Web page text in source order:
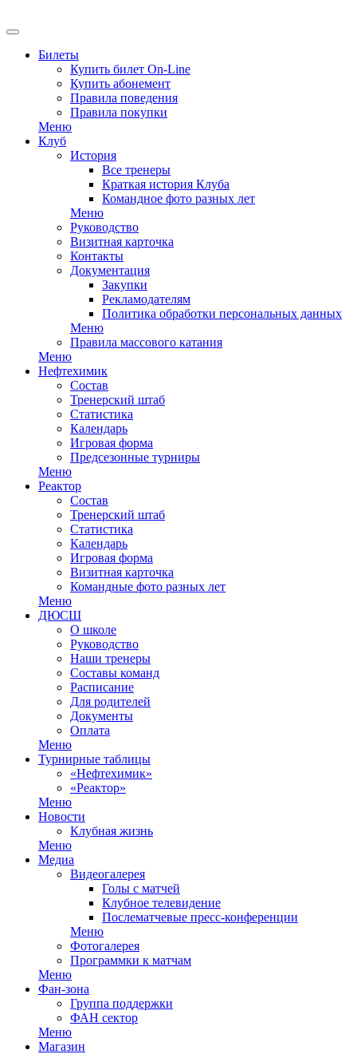
Билеты
Купить билет On-Line
Купить абонемент
Правила поведения
Правила покупки
Меню
Клуб
История
Все тренеры
Краткая история Клуба
Командное фото разных лет
Меню
Руководство
Визитная карточка
Контакты
Документация
Закупки
Рекламодателям
Политика обработки персональных данных
Меню
Правила массового катания
Меню
Нефтехимик
Состав
Тренерский штаб
Статистика
Календарь
Игровая форма
Предсезонные турниры
Меню
Реактор
Состав
Тренерский штаб
Статистика
Календарь
Игровая форма
Визитная карточка
Командные фото разных лет
Меню
ДЮСШ
О школе
Руководство
Наши тренеры
Составы команд
Расписание
Для родителей
Документы
Оплата
Меню
Турнирные таблицы
«Нефтехимик»
«Реактор»
Меню
Новости
Клубная жизнь
Меню
Медиа
Видеогалерея
Голы с матчей
Клубное телевидение
Послематчевые пресс-конференции
Меню
Фотогалерея
Программки к матчам
Меню
Фан-зона
Группа поддержки
ФАН сектор
Меню
Магазин